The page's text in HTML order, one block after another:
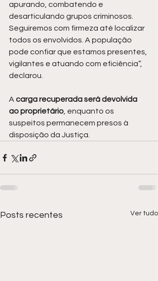
apurando, combatendo e
desarticulando grupos criminosos.
Seguiremos com firmeza até localizar
todos os envolvidos. A população
pode confiar que estamos presentes,
vigilantes e atuando com eficiência”,
declarou.
A carga recuperada será devolvida
ao proprietário, enquanto os
suspeitos permanecem presos à
disposição da Justiça.
Posts recentes Ver tudo